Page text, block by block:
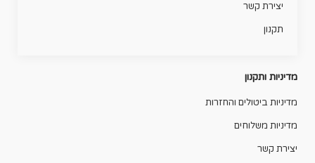
יצירת קשר
תקנון
מדיניות ותקנון
מדיניות ביטולים והחזרות
מדיניות משלוחים
יצירת קשר